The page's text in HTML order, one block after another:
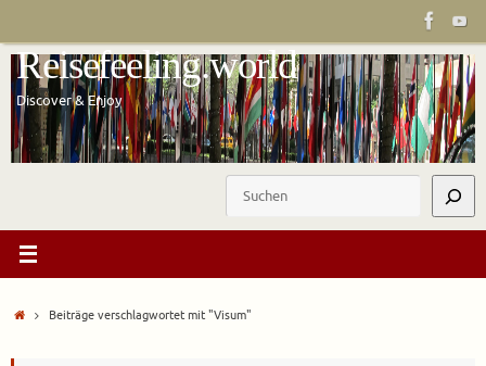
springen
Reisefeeling.world
Discover & Enjoy
StartBeiträge verschlagwortet mit "Visum"